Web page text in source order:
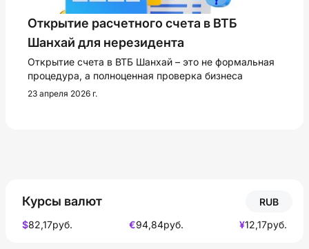
Открытие расчетного счета в ВТБ
Шанхай для нерезидента
Открытие счета в ВТБ Шанхай – это не формальная
процедура, а полноценная проверка бизнеса
23 апреля 2026 г.
Курсы валют
RUB
$82,17руб. €94,84руб. ¥12,17руб.